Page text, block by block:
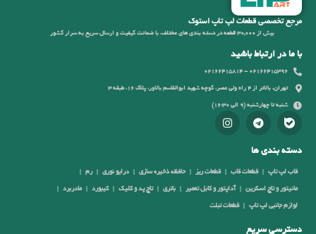
مرجع تخصصی قطعات لپ تاپ استوک
بیش از 30,000 قطعه در دسته بندی های مختلف، با ضمانت کیفیت و ارسال سریع به سرار کشور
با ما در ارتباط باشید
02166415396 - 02166415814
تهران، بالاتر از 4 راه ولی عصر، کوچه شهید ابوالقاسم بالاور، پلاک 16، طبقه 3
شنبه تا چهارشنبه (9 الی 16:30)
دسته بندی ها
قاب لپ تاپ قطعات قاب قطعات ریز حافظه ذخیره سازی درایو نوری رم
مانیتور و تاچ اسکرین آداپتور و کابل تعمیر باتری تاچ پد و کلیک کیبورد مادربرد
لوازم جانبی لپ تاپ قطعات تبلت
دسترسی سریع